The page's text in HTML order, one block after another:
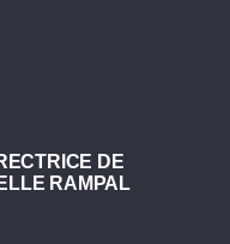
DE
RAMPAL